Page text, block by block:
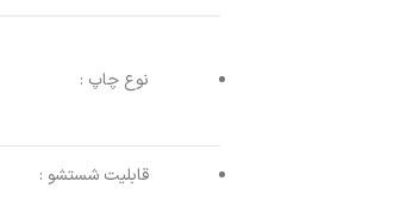
نوع چاپ :
قابلیت شستشو :